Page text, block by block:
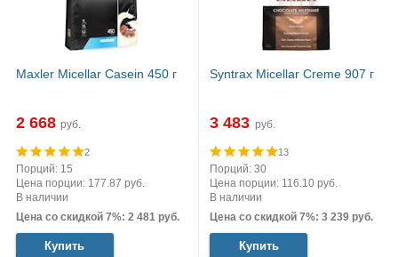
Maxler Micellar Casein 450 г
2 668 руб.
2
Порций: 15
Цена порции: 177.87 руб.
В наличии
Цена со скидкой 7%: 2 481 руб.
Купить
Syntrax Micellar Creme 907 г
3 483 руб.
13
Порций: 30
Цена порции: 116.10 руб.
В наличии
Цена со скидкой 7%: 3 239 руб.
Купить